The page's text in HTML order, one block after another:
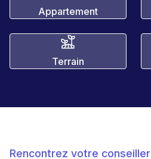
Appartement
Terrain
Rencontrez votre conseiller